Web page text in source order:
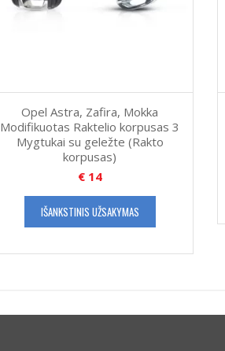
Opel Astra, Zafira, Mokka
Modifikuotas Raktelio korpusas 3
Mygtukai su geležte (Rakto
korpusas)
€14
IŠANKSTINIS UŽSAKYMAS